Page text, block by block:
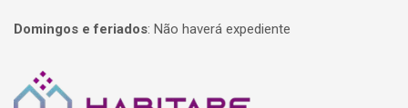
Domingos e feriados: Não haverá expediente
Página inicial